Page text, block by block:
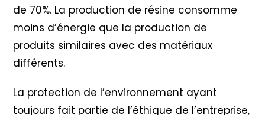
de 70%. La production de résine consomme
moins d’énergie que la production de
produits similaires avec des matériaux
différents.
La protection de l’environnement ayant
toujours fait partie de l’éthique de l’entreprise,